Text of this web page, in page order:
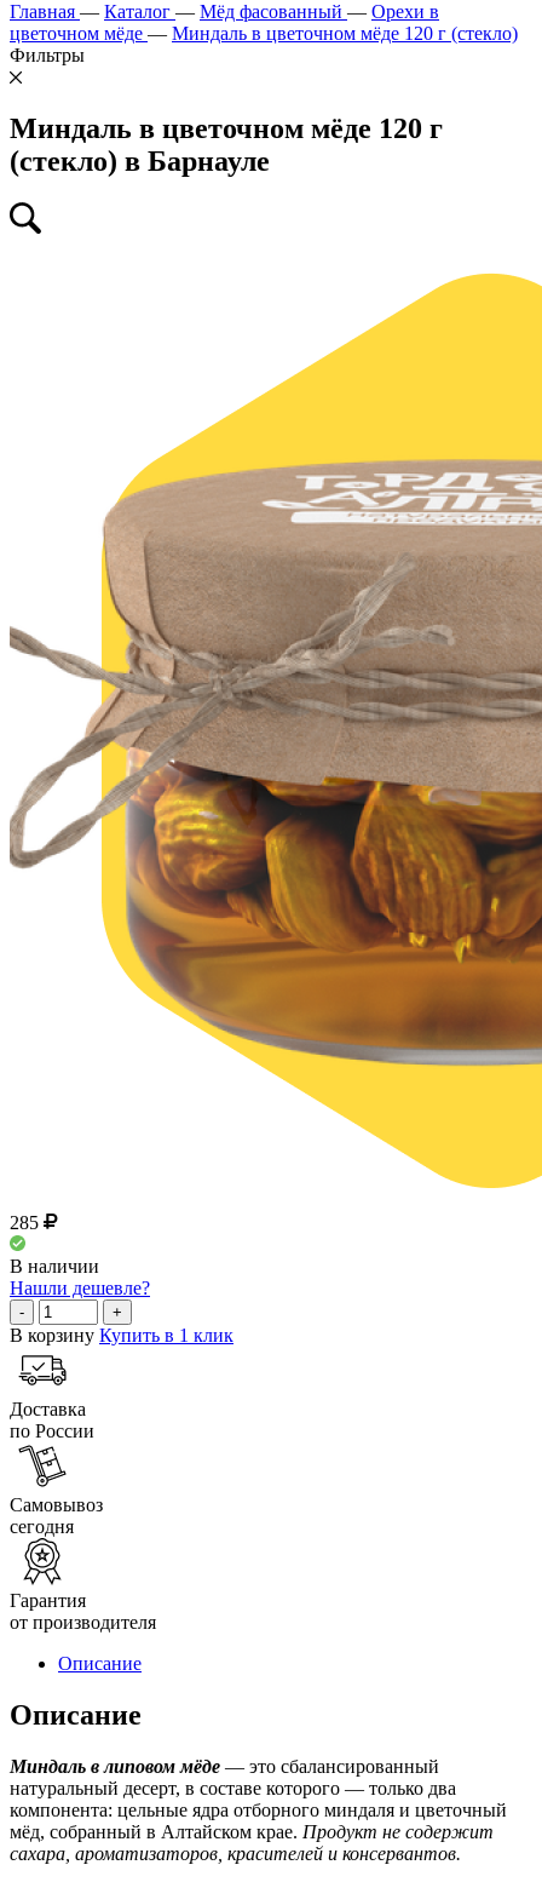
Главная — Каталог — Мёд фасованный — Орехи в
цветочном мёде — Миндаль в цветочном мёде 120 г (стекло)
Фильтры
Миндаль в цветочном мёде 120 г
(стекло) в Барнауле
285
В наличии
Нашли дешевле?
- +
В корзину Купить в 1 клик
Доставка
по России
Самовывоз
сегодня
Гарантия
от производителя
Описание
Описание
Миндаль в липовом мёде — это сбалансированный
натуральный десерт, в составе которого — только два
компонента: цельные ядра отборного миндаля и цветочный
мёд, собранный в Алтайском крае. Продукт не содержит
сахара, ароматизаторов, красителей и консервантов.